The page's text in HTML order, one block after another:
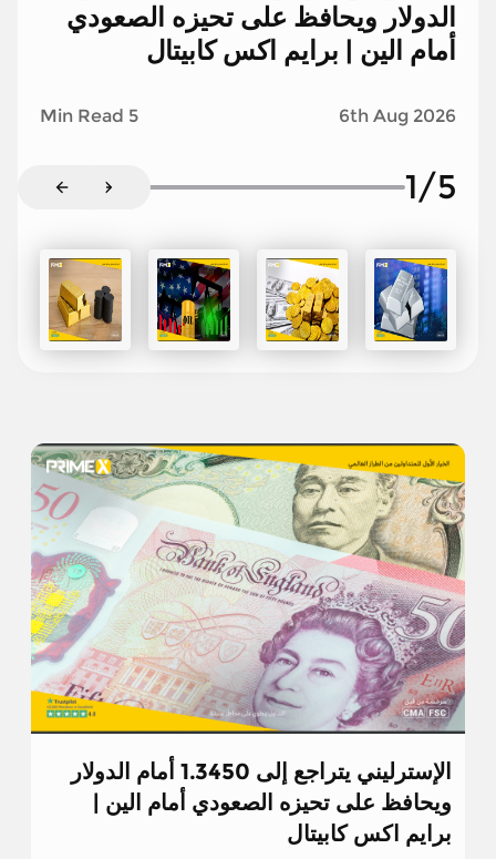
الدولار ويحافظ على تحيزه الصعودي
أمام الين | برايم اكس كابيتال
6th Aug 2026
5 Min Read
1/5
الإسترليني يتراجع إلى 1.3450 أمام الدولار
ويحافظ على تحيزه الصعودي أمام الين |
برايم اكس كابيتال